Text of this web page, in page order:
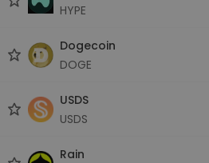
HYPE
Dogecoin
DOGE
USDS
USDS
Rain